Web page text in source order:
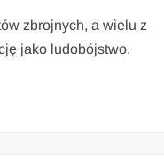
zbrojnych, a wielu z
jako ludobójstwo.